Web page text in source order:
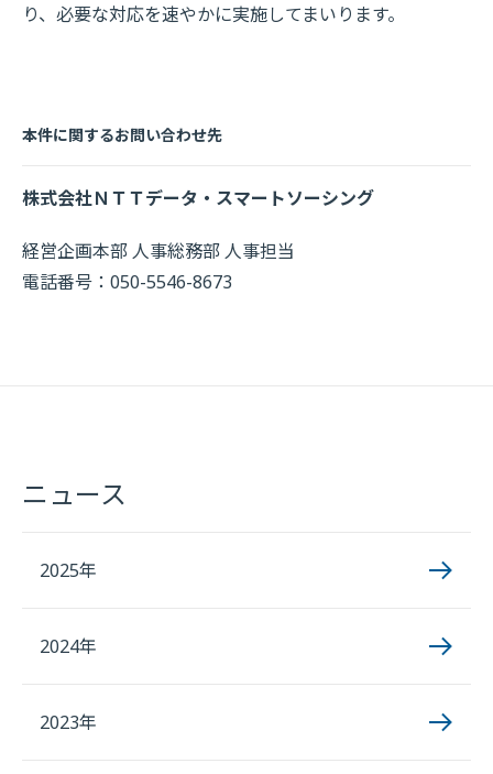
り、必要な対応を速やかに実施してまいります。
本件に関するお問い合わせ先
株式会社ＮＴＴデータ・スマートソーシング
経営企画本部 人事総務部 人事担当
電話番号：050-5546-8673
ニュース
2025年
2024年
2023年